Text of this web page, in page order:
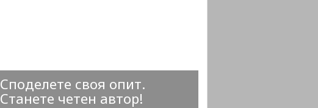
Споделете своя опит.
Станете четен автор!